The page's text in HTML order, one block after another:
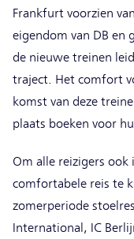
Frankfurt voorzien
eigendom van DB en
de nieuwe treinen
traject. Het comfort
komst van deze
plaats boeken voor
Om alle reizigers ook
comfortabele reis te
zomerperiode
International, IC